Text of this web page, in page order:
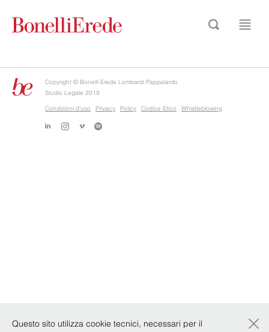
Copyright © Bonelli Erede Lombardi Pappalardo
Studio Legale 2019
Condizioni d'uso
Privacy Policy Codice Etico Whistleblowing
Questo sito utilizza cookie tecnici, necessari per il
×